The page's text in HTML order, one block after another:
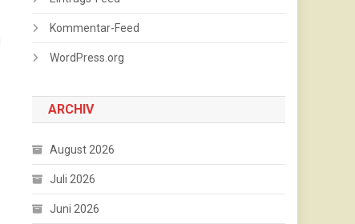
Kommentar-Feed
WordPress.org
ARCHIV
August 2026
Juli 2026
Juni 2026